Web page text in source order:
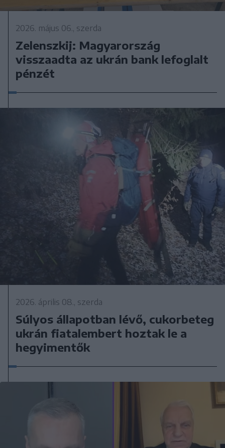
2026. május 06., szerda
Zelenszkij: Magyarország
visszaadta az ukrán bank lefoglalt
pénzét
2026. április 08., szerda
Súlyos állapotban lévő, cukorbeteg
ukrán fiatalembert hoztak le a
hegyimentők